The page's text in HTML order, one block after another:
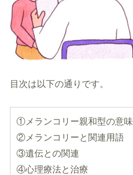
目次は以下の通りです。
①メランコリー親和型の意味
②メランコリーと関連用語
③遺伝との関連
④心理療法と治療